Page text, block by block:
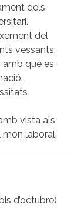
dels
del
vessants.
què es
vista als
món laboral.
d’octubre)